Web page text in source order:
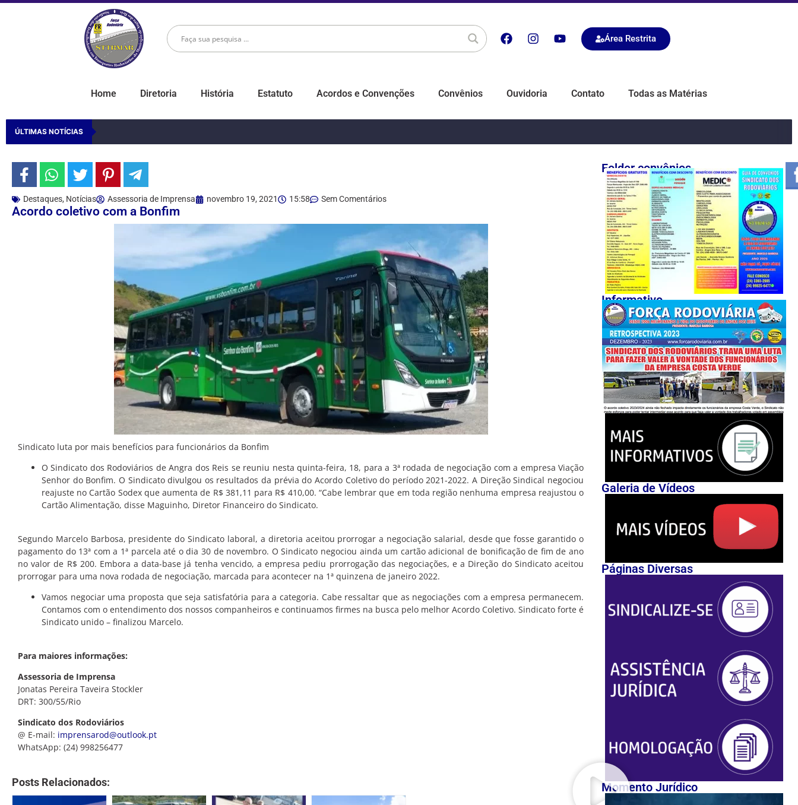
Área Restrita
Home Diretoria História Estatuto Acordos e Convenções Convênios Ouvidoria Contato Todas as Matérias
ÚLTIMAS NOTÍCIAS
Destaques, Notícias Assessoria de Imprensa novembro 19, 2021 15:58 Sem Comentários
Acordo coletivo com a Bonfim
Sindicato luta por mais benefícios para funcionários da Bonfim
O Sindicato dos Rodoviários de Angra dos Reis se reuniu nesta quinta-feira, 18, para a 3ª rodada de negociação com a empresa Viação
Senhor do Bonfim. O Sindicato divulgou os resultados da prévia do Acordo Coletivo do período 2021-2022. A Direção Sindical negociou
reajuste no Cartão Sodex que aumenta de R$ 381,11 para R$ 410,00. “Cabe lembrar que em toda região nenhuma empresa reajustou o
Cartão Alimentação, disse Maguinho, Diretor Financeiro do Sindicato.
Segundo Marcelo Barbosa, presidente do Sindicato laboral, a diretoria aceitou prorrogar a negociação salarial, desde que fosse garantido o
pagamento do 13ª com a 1ª parcela até o dia 30 de novembro. O Sindicato negociou ainda um cartão adicional de bonificação de fim de ano
no valor de R$ 200. Embora a data-base já tenha vencido, a empresa pediu prorrogação das negociações, e a Direção do Sindicato aceitou
prorrogar para uma nova rodada de negociação, marcada para acontecer na 1ª quinzena de janeiro 2022.
Vamos negociar uma proposta que seja satisfatória para a categoria. Cabe ressaltar que as negociações com a empresa permanecem.
Contamos com o entendimento dos nossos companheiros e continuamos firmes na busca pelo melhor Acordo Coletivo. Sindicato forte é
Sindicato unido – finalizou Marcelo.
Para maiores informações:
Assessoria de Imprensa
Jonatas Pereira Taveira Stockler
DRT: 300/55/Rio
Sindicato dos Rodoviários
@ E-mail: imprensarod@outlook.pt
WhatsApp: (24) 998256477
Posts Relacionados:
Folder convênios
Informativo
Galeria de Vídeos
Páginas Diversas
Momento Jurídico